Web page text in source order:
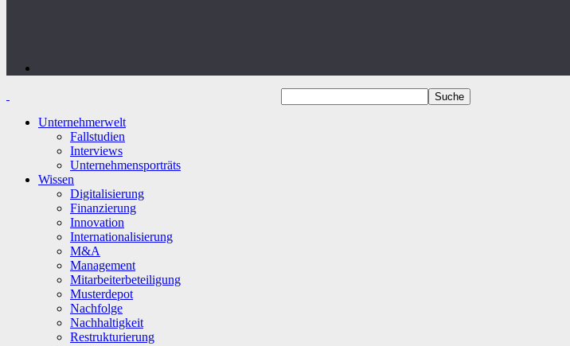
Unternehmerwelt
Fallstudien
Interviews
Unternehmensporträts
Wissen
Digitalisierung
Finanzierung
Innovation
Internationalisierung
M&A
Management
Mitarbeiterbeteiligung
Musterdepot
Nachfolge
Nachhaltigkeit
Restrukturierung